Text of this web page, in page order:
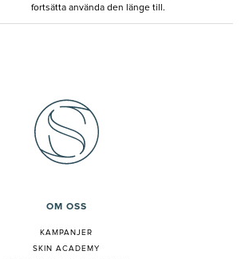
fortsätta använda den länge till.
OM OSS
KAMPANJER
SKIN ACADEMY